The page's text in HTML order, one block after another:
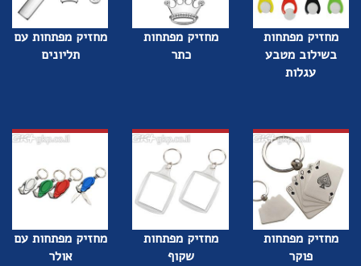
מחזיק מפתחות
בשילוב מטבע
עגלות
מחזיק מפתחות
כתר
מחזיק מפתחות עם
תליונים
מחזיק מפתחות
פוקר
מחזיק מפתחות
שקוף
מחזיק מפתחות עם
אולר